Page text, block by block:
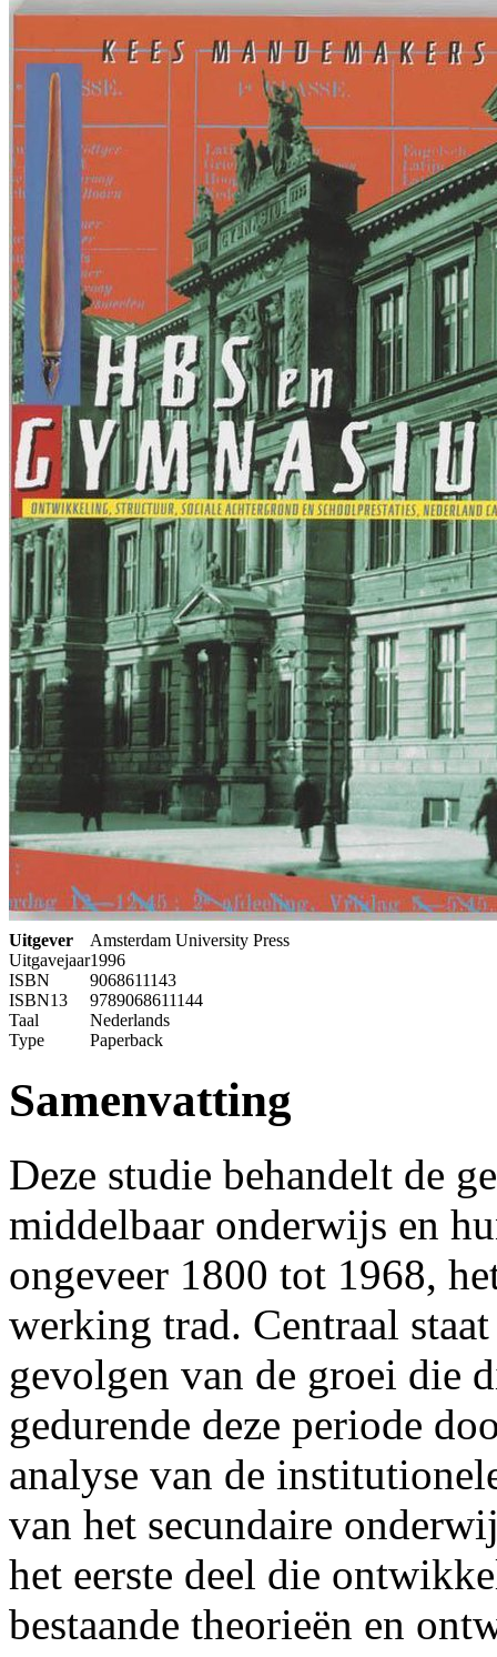
Uitgever
Amsterdam University Press
Uitgavejaar1996
ISBN
9068611143
ISBN13
9789068611144
Taal
Nederlands
Type
Paperback
Samenvatting
Deze studie behandelt de
middelbaar onderwijs en
ongeveer 1800 tot 1968,
werking trad. Centraal
gevolgen van de groei die
gedurende deze periode
analyse van de
van het secundaire
het eerste deel die
bestaande theorieën en